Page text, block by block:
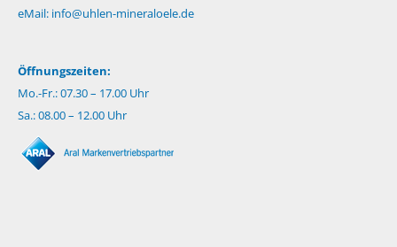
eMail: info@uhlen-mineraloele.de
Öffnungszeiten:
Mo.-Fr.: 07.30 – 17.00 Uhr
Sa.: 08.00 – 12.00 Uhr